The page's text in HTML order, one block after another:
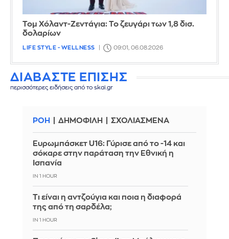
Τομ Χόλαντ-Ζεντάγια: Το ζευγάρι των 1,8 δισ.
δολαρίων
LIFE STYLE - WELLNESS 09:01, 06.08.2026
ΔΙΑΒΑΣΤΕ ΕΠΙΣΗΣ
περισσότερες ειδήσεις από το skai.gr
ΡΟΗ ΔΗΜΟΦΙΛΗ ΣΧΟΛΙΑΣΜΕΝΑ
Ευρωμπάσκετ U16: Γύρισε από το -14 και
σόκαρε στην παράταση την Εθνική η
Ισπανία
IN 1 HOUR
Τι είναι η αντζούγια και ποια η διαφορά
της από τη σαρδέλα;
IN 1 HOUR